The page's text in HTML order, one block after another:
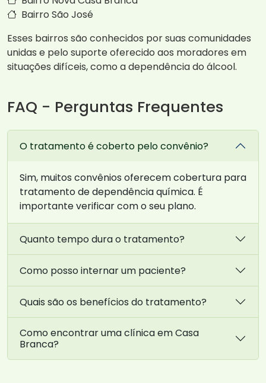
Bairro São José
Esses bairros são conhecidos por suas comunidades
unidas e pelo suporte oferecido aos moradores em
situações difíceis, como a dependência do álcool.
FAQ - Perguntas Frequentes
O tratamento é coberto pelo convênio?
Sim, muitos convênios oferecem cobertura para
tratamento de dependência química. É
importante verificar com o seu plano.
Quanto tempo dura o tratamento?
Como posso internar um paciente?
Quais são os benefícios do tratamento?
Como encontrar uma clínica em Casa
Branca?